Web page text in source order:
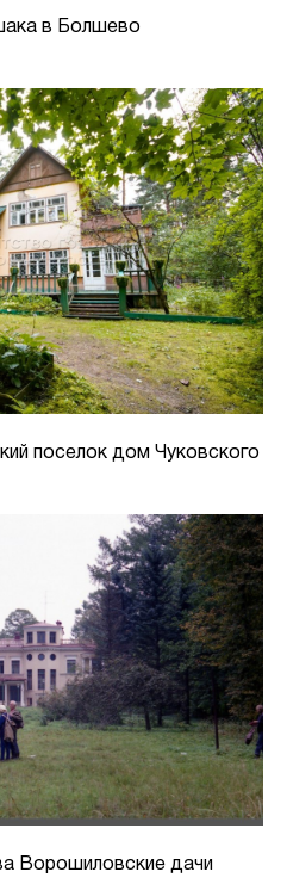
в Болшево
поселок дом Чуковского
Ворошиловские дачи